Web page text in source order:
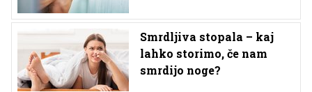
Smrdljiva stopala – kaj
lahko storimo, če nam
smrdijo noge?